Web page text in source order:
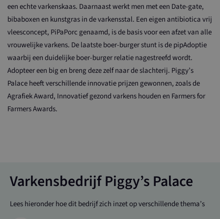
een echte varkenskaas. Daarnaast werkt men met een Date-gate,
bibaboxen en kunstgras in de varkensstal. Een eigen antibiotica vrij
vleesconcept, PiPaPorc genaamd, is de basis voor een afzet van alle
vrouwelijke varkens. De laatste boer-burger stunt is de pipAdoptie
waarbij een duidelijke boer-burger relatie nagestreefd wordt.
Adopteer een big en breng deze zelf naar de slachterij. Piggy’s
Palace heeft verschillende innovatie prijzen gewonnen, zoals de
Agrafiek Award, Innovatief gezond varkens houden en Farmers for
Farmers Awards.
Varkensbedrijf Piggy’s Palace
Lees hieronder hoe dit bedrijf zich inzet op verschillende thema’s